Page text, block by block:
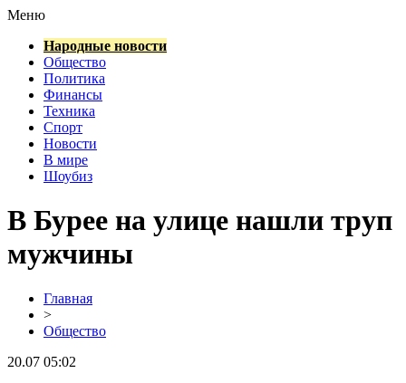
Меню
Народные новости
Общество
Политика
Финансы
Техника
Спорт
Новости
В мире
Шоубиз
В Бурее на улице нашли труп
мужчины
Главная
>
Общество
20.07 05:02